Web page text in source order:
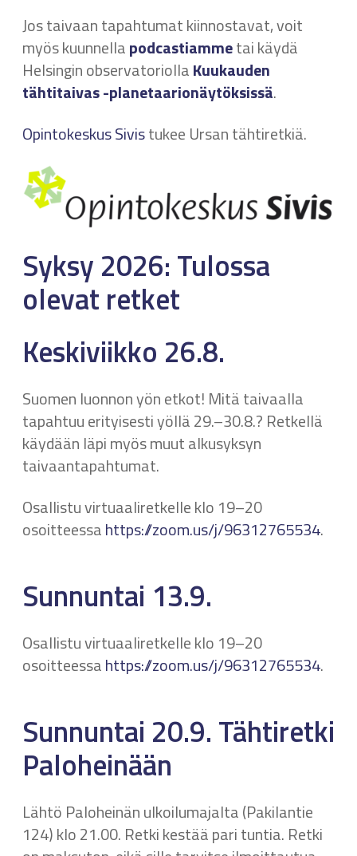
Jos taivaan tapahtumat kiinnostavat, voit
myös kuunnellapodcastiammetai käydä
Helsingin observatoriollaKuukauden
tähtitaivas -planetaarionäytöksissä.
Opintokeskus Sivistukee Ursan tähtiretkiä.
Syksy 2026: Tulossa
olevat retket
Keskiviikko 26.8.
Suomen luonnon yön etkot! Mitä taivaalla
tapahtuu erityisesti yöllä 29.–30.8.? Retkellä
käydään läpi myös muut alkusyksyn
taivaantapahtumat.
Osallistu virtuaaliretkelle klo 19–20
osoitteessahttps://zoom.us/j/96312765534.
Sunnuntai 13.9.
Osallistu virtuaaliretkelle klo 19–20
osoitteessahttps://zoom.us/j/96312765534.
Sunnuntai 20.9. Tähtiretki
Paloheinään
Lähtö Paloheinän ulkoilumajalta (Pakilantie
124) klo 21.00. Retki kestää pari tuntia. Retki